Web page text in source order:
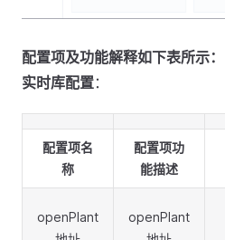
配置项及功能解释如下表所示：
实时库配置：
配置项名
称
配置项功
能描述
openPlant
openPlant